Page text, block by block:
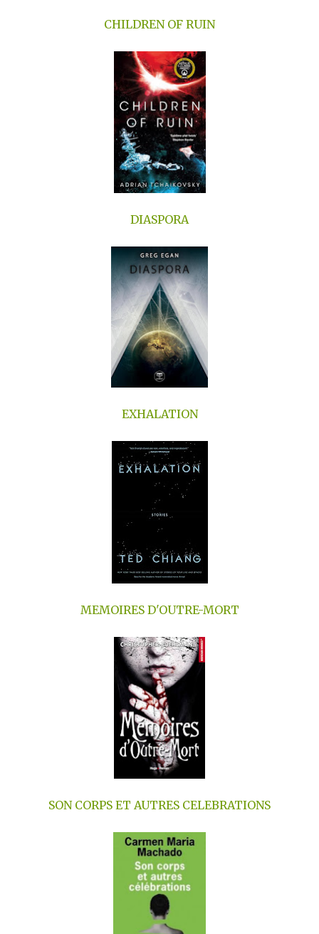
CHILDREN OF RUIN
DIASPORA
EXHALATION
MEMOIRES D'OUTRE-MORT
SON CORPS ET AUTRES CELEBRATIONS